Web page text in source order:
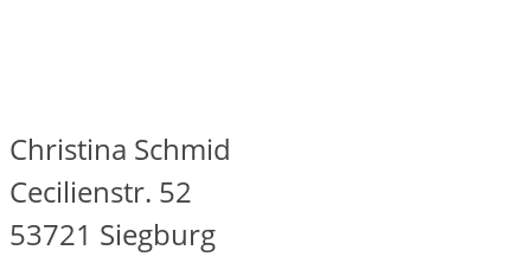
Christina Schmid
Cecilienstr. 52
53721 Siegburg